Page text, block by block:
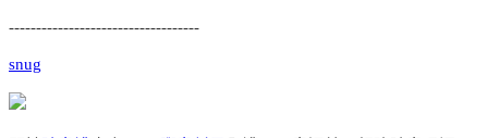
-----------------------------------
snug